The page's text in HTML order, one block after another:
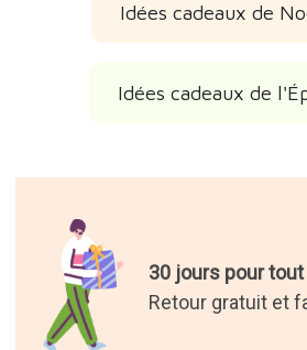
Idées cadeaux de
Idées cadeaux de
30 jours pour tout
Retour gratuit et